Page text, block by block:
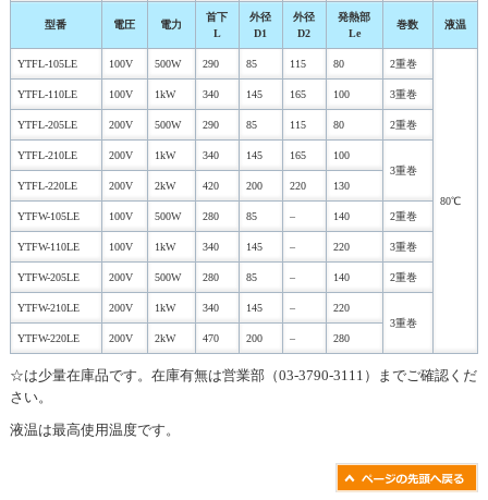
型番 電圧 電力
首下
L
外径
D1
外径
D2
発熱部
Le
巻数 液温
YTFL-105LE 100V 500W 290 85 115 80 2重巻
80℃
YTFL-110LE 100V 1kW 340 145 165 100 3重巻
YTFL-205LE 200V 500W 290 85 115 80 2重巻
YTFL-210LE 200V 1kW 340 145 165
100
3重巻
YTFL-220LE
200V 2kW 420 200 220 130
YTFW-105LE 100V 500W 280 85 – 140 2重巻
YTFW-110LE 100V 1kW 340 145 – 220 3重巻
YTFW-205LE 200V 500W 280 85 – 140 2重巻
YTFW-210LE 200V 1kW 340 145 –
220
3重巻
YTFW-220LE
200V 2kW 470 200 – 280
☆は少量在庫品です。在庫有無は営業部（03-3790-3111）までご確認くだ
さい。
液温は最高使用温度です。